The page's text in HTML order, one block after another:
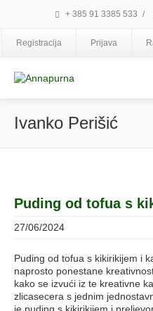
+ 385 91 3385 533 /
Registracija Prijava
Ivanko Perišić
Puding od tofua s
27/06/2024
Puding od tofua s kikirikijem i
naprosto ponestane
kako se izvući iz te kreativne
zlicasecera s jednim